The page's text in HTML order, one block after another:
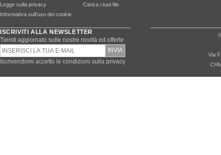
Legge sulla privacy
Informativa sull’uso dei cookie
Carica i tuoi file
ISCRIVITI ALLA NEWSLETTER
Tieniti aggiornato sulle nostre novità ed offerte
Iscrivendomi accetto le condizioni sulla privacy
Via